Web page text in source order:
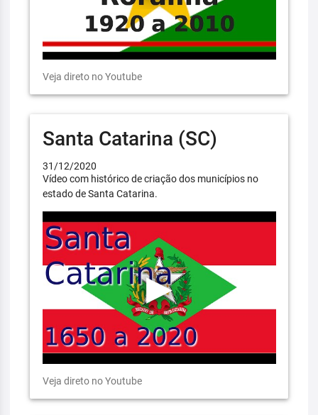
Veja direto no Youtube
Santa Catarina (SC)
31/12/2020
Vídeo com histórico de criação dos municípios no
estado de Santa Catarina.
Veja direto no Youtube